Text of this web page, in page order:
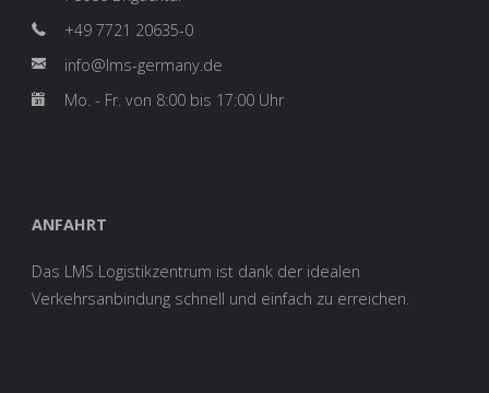
+49 7721 20635-0
info@lms-germany.de
Mo. - Fr. von 8:00 bis 17:00 Uhr
ANFAHRT
Das LMS Logistikzentrum ist dank der idealen
Verkehrsanbindung schnell und einfach zu erreichen.